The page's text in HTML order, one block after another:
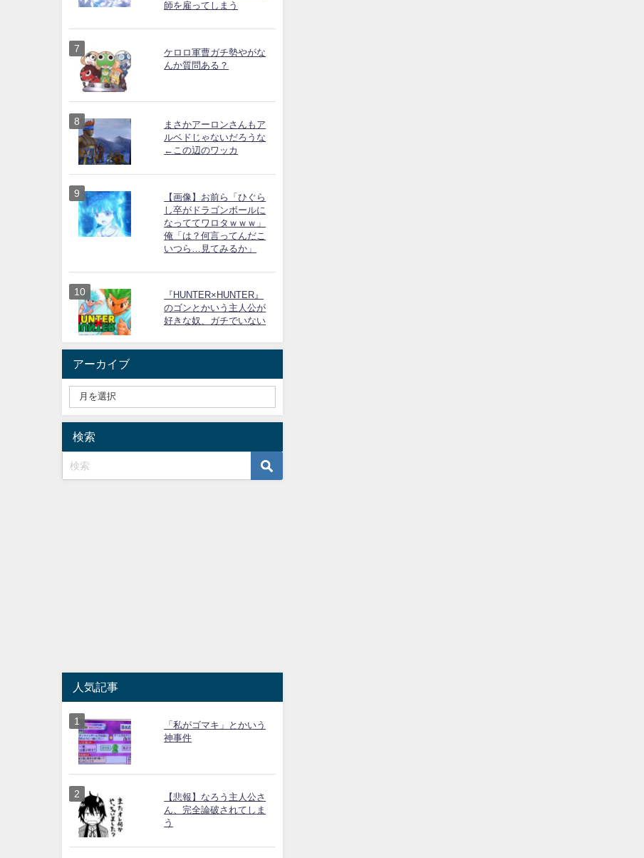
師を雇ってしまう
ケロロ軍曹ガチ勢やがな
んか質問ある？
まさかアーロンさんもア
ルベドじゃないだろうな
←この辺のワッカ
【画像】お前ら「ひぐら
し卒がドラゴンボールに
なっててワロタｗｗｗ」
俺「は？何言ってんだこ
いつら…見てみるか」
『HUNTER×HUNTER』
のゴンとかいう主人公が
好きな奴、ガチでいない
アーカイブ
検索
人気記事
「私がゴマキ」とかいう
神事件
【悲報】なろう主人公さ
ん、完全論破されてしま
う